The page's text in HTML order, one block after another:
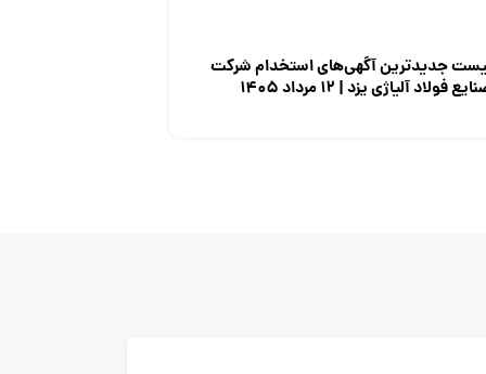
جدیدترین آگهی‌های استخدام شرکت
فولاد آلیاژی یزد | ۱۲ مرداد ۱۴۰۵